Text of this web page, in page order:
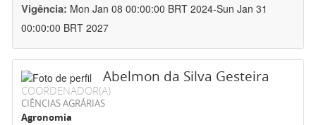
Vigência: Mon Jan 08 00:00:00 BRT 2024-Sun Jan 31
00:00:00 BRT 2027
Abelmon da Silva Gesteira
COORDENADOR(A)
CIÊNCIAS AGRÁRIAS
Agronomia